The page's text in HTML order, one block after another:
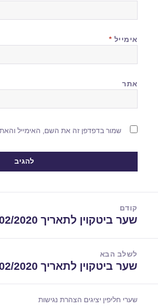
אימייל *
אתר
שמור בדפדפן זה את השם, האימייל
קודם
הפוסט
שער ביטקוין לתאריך 08/02/2020
לשלב הבא
הפוסט
שער ביטקוין לתאריך 10/02/2020
שערי חליפין יציגים הצהרת נגישות